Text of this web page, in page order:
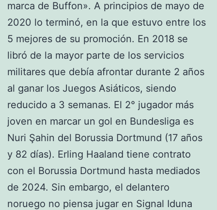
marca de Buffon». A principios de mayo de
2020 lo terminó, en la que estuvo entre los
5 mejores de su promoción. En 2018 se
libró de la mayor parte de los servicios
militares que debía afrontar durante 2 años
al ganar los Juegos Asiáticos, siendo
reducido a 3 semanas. El 2° jugador más
joven en marcar un gol en Bundesliga es
Nuri Şahin del Borussia Dortmund (17 años
y 82 días). Erling Haaland tiene contrato
con el Borussia Dortmund hasta mediados
de 2024. Sin embargo, el delantero
noruego no piensa jugar en Signal Iduna